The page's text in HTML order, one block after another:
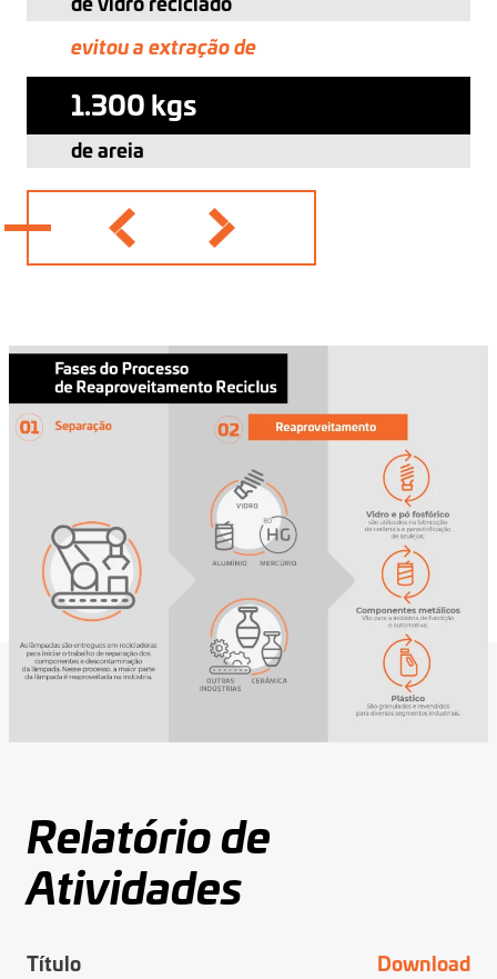
evitou a extração de
1.300 kgs
de areia
evitou a extração de
0,01 kgs
de petróleo
evitou a extração de
5.000 kgs
de bauxita
Relatório de
Atividades
Título Download